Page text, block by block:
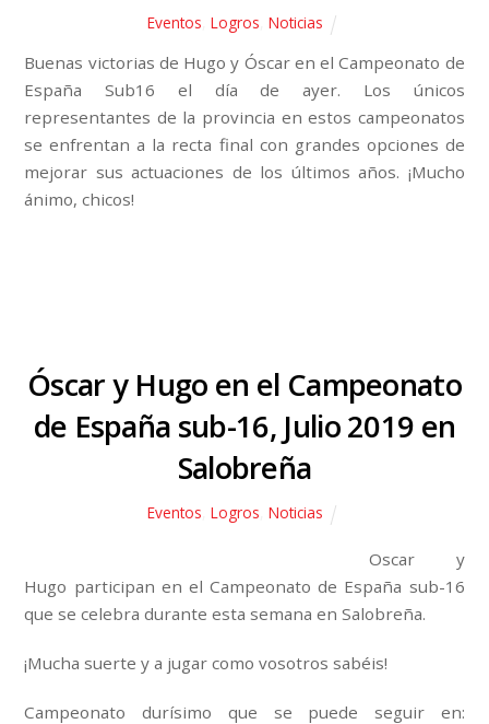
Eventos ,Logros ,Noticias
Buenas victorias de Hugo y Óscar en el Campeonato de
España Sub16 el día de ayer. Los únicos
representantes de la provincia en estos campeonatos
se enfrentan a la recta final con grandes opciones de
mejorar sus actuaciones de los últimos años. ¡Mucho
ánimo, chicos!
Óscar y Hugo en el Campeonato
de España sub-16, Julio 2019 en
Salobreña
Eventos ,Logros ,Noticias
Oscar y
Hugo participan en el Campeonato de España sub-16
que se celebra durante esta semana en Salobreña.
¡Mucha suerte y a jugar como vosotros sabéis!
Campeonato durísimo que se puede seguir en: